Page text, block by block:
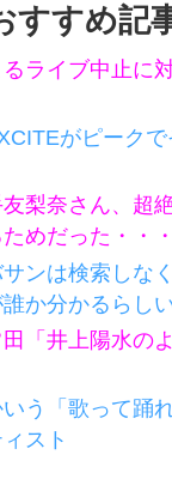
すすめ記
ライブ中止に
がピーク
友梨奈さん、超
めだった・・・
ンは検索しな
か分かるらし
「井上陽水の
う「歌って踊
スト